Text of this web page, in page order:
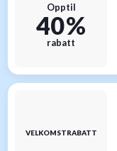
Opptil
40 %
rabatt
VELKOMSTRABATT